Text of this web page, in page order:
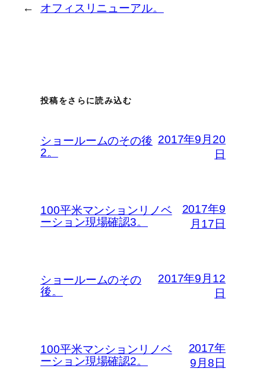
← オフィスリニューアル。
投稿をさらに読み込む
ショールームのその後
2。
2017年9月20
日
100平米マンションリノベ
ーション現場確認3。
2017年9
月17日
ショールームのその
後。
2017年9月12
日
100平米マンションリノベ
ーション現場確認2。
2017年
9月8日